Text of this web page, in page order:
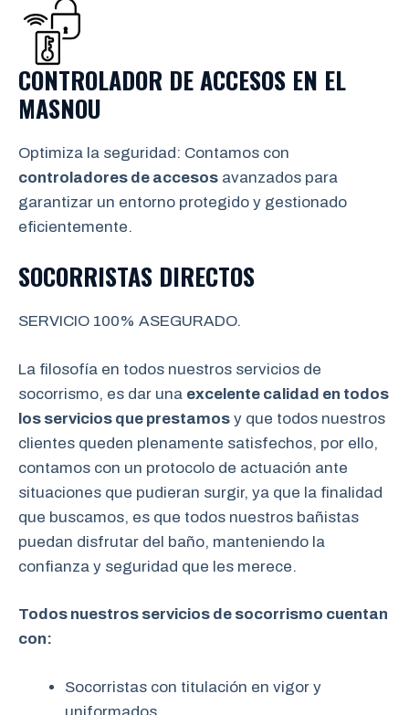
CONTROLADOR DE ACCESOS EN EL
MASNOU
Optimiza la seguridad: Contamos con
controladores de accesos avanzados para
garantizar un entorno protegido y gestionado
eficientemente.
SOCORRISTAS DIRECTOS
SERVICIO 100% ASEGURADO.
La filosofía en todos nuestros servicios de
socorrismo, es dar una excelente calidad en todos
los servicios que prestamos y que todos nuestros
clientes queden plenamente satisfechos, por ello,
contamos con un protocolo de actuación ante
situaciones que pudieran surgir, ya que la finalidad
que buscamos, es que todos nuestros bañistas
puedan disfrutar del baño, manteniendo la
confianza y seguridad que les merece.
Todos nuestros servicios de socorrismo cuentan
con:
Socorristas con titulación en vigor y
uniformados.